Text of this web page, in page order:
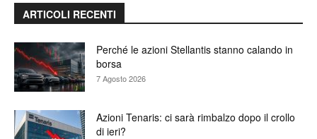
ARTICOLI RECENTI
Perché le azioni Stellantis stanno calando in
borsa
7 Agosto 2026
Azioni Tenaris: ci sarà rimbalzo dopo il crollo
di ieri?